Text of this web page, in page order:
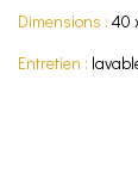
Dimensions : 40
Entretien :